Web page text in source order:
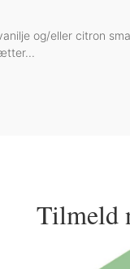
og/eller citron
Tilmeld